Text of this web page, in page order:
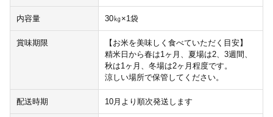
内容量 30㎏×1袋
賞味期限
【お米を美味しく食べていただく目安】
精米日から春は1ヶ月、夏場は2、3週間、
秋は1ヶ月、冬場は2ヶ月程度です。
涼しい場所で保管してください。
配送時期 10月より順次発送します